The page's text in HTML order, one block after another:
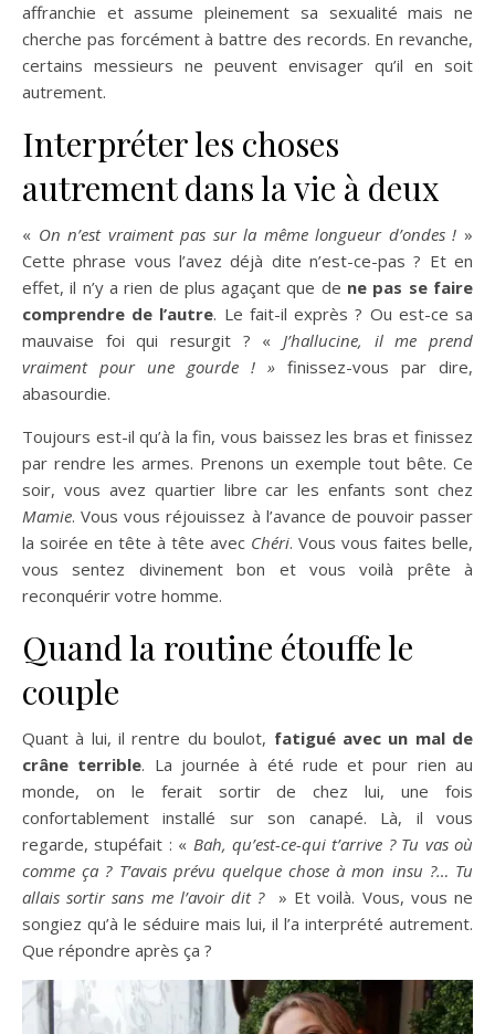
affranchie et assume pleinement sa sexualité mais ne
cherche pas forcément à battre des records. En revanche,
certains messieurs ne peuvent envisager qu’il en soit
autrement.
Interpréter les choses
autrement dans la vie à deux
« On n’est vraiment pas sur la même longueur d’ondes ! »
Cette phrase vous l’avez déjà dite n’est-ce-pas ? Et en
effet, il n’y a rien de plus agaçant que de ne pas se faire
comprendre de l’autre. Le fait-il exprès ? Ou est-ce sa
mauvaise foi qui resurgit ? « J’hallucine, il me prend
vraiment pour une gourde ! » finissez-vous par dire,
abasourdie.
Toujours est-il qu’à la fin, vous baissez les bras et finissez
par rendre les armes. Prenons un exemple tout bête. Ce
soir, vous avez quartier libre car les enfants sont chez
Mamie. Vous vous réjouissez à l’avance de pouvoir passer
la soirée en tête à tête avec Chéri. Vous vous faites belle,
vous sentez divinement bon et vous voilà prête à
reconquérir votre homme.
Quand la routine étouffe le
couple
Quant à lui, il rentre du boulot, fatigué avec un mal de
crâne terrible. La journée à été rude et pour rien au
monde, on le ferait sortir de chez lui, une fois
confortablement installé sur son canapé. Là, il vous
regarde, stupéfait : « Bah, qu’est-ce-qui t’arrive ? Tu vas où
comme ça ? T’avais prévu quelque chose à mon insu ?… Tu
allais sortir sans me l’avoir dit ?
» Et voilà. Vous, vous ne
songiez qu’à le séduire mais lui, il l’a interprété autrement.
Que répondre après ça ?